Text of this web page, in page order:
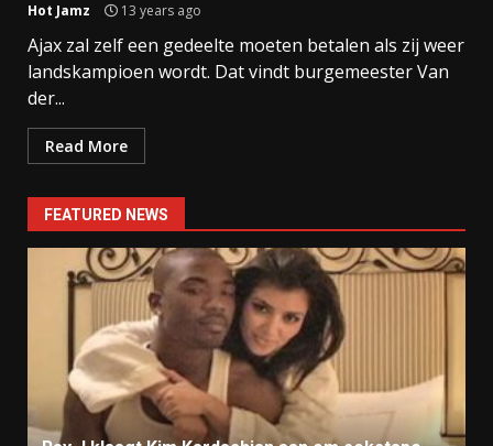
Hot Jamz 13 years ago
Ajax zal zelf een gedeelte moeten betalen als zij weer
landskampioen wordt. Dat vindt burgemeester Van
der...
Read More
FEATURED NEWS